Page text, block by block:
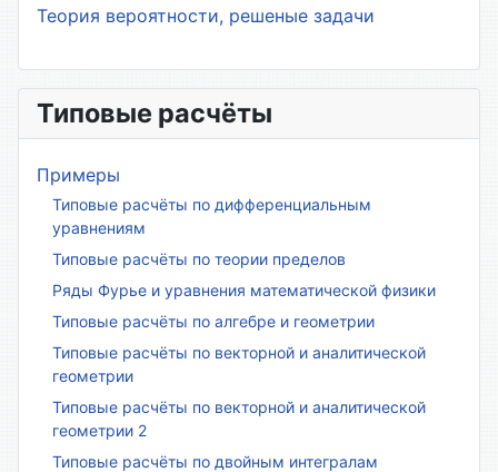
Теория вероятности, решеные задачи
Типовые расчёты
Примеры
Типовые расчёты по дифференциальным
уравнениям
Типовые расчёты по теории пределов
Ряды Фурье и уравнения математической физики
Типовые расчёты по алгебре и геометрии
Типовые расчёты по векторной и аналитической
геометрии
Типовые расчёты по векторной и аналитической
геометрии 2
Типовые расчёты по двойным интегралам